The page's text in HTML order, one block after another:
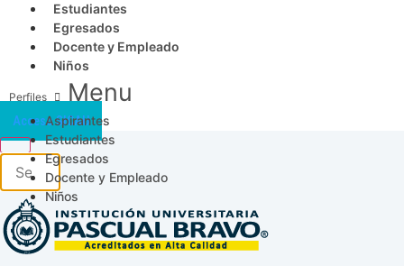
Estudiantes
Egresados
Docente y Empleado
Niños
Menu
Aspirantes
Estudiantes
Egresados
Docente y Empleado
Niños
Acceso SICAU